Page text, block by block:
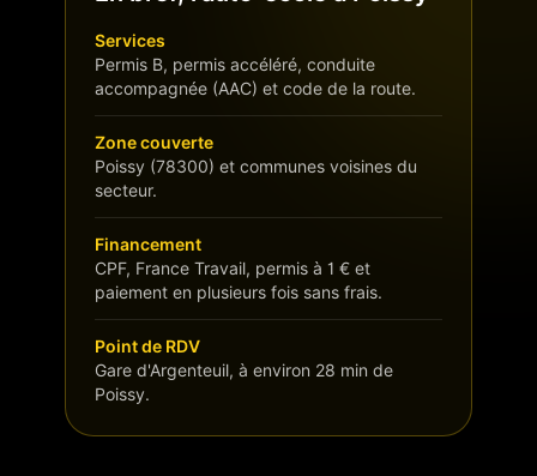
Services
Permis B, permis accéléré, conduite
accompagnée (AAC) et code de la route.
Zone couverte
Poissy (78300) et communes voisines du
secteur.
Financement
CPF, France Travail, permis à 1 € et
paiement en plusieurs fois sans frais.
Point de RDV
Gare d'Argenteuil, à environ 28 min de
Poissy.